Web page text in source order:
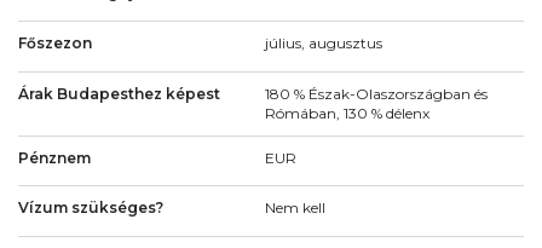
Főszezon július, augusztus
Árak Budapesthez képest
180 % Észak-Olaszországban és
Rómában, 130 % délenx
Pénznem EUR
Vízum szükséges? Nem kell